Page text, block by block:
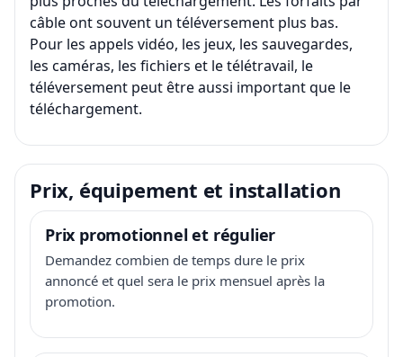
câble ont souvent un téléversement plus bas.
Pour les appels vidéo, les jeux, les sauvegardes,
les caméras, les fichiers et le télétravail, le
téléversement peut être aussi important que le
téléchargement.
Prix, équipement et installation
Prix promotionnel et régulier
Demandez combien de temps dure le prix
annoncé et quel sera le prix mensuel après la
promotion.